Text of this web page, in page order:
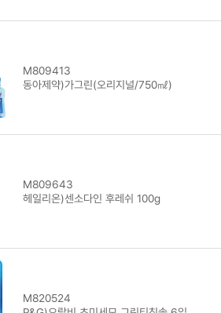
M809413
동아제약)가그린(오리지널/750㎖)
M809643
헤일리온)센소다인 후레쉬 100g
M820524